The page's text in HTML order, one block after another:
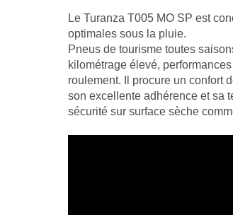
Le Turanza T005 MO SP est
optimales sous la pluie.
Pneus de tourisme toutes
kilométrage élevé,
roulement. Il procure un confort
son excellente adhérence et sa
sécurité sur surface sèche